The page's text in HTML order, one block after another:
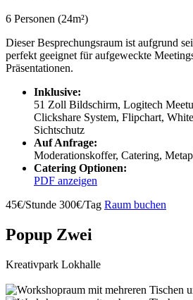
6 Personen (24m²)
Dieser Besprechungsraum ist aufgrund
perfekt geeignet für aufgeweckte
Präsentationen.
Inklusive:
51 Zoll Bildschirm, Logitech
Clickshare System, Flipchart,
Sichtschutz
Auf Anfrage:
Moderationskoffer, Catering,
Catering Optionen:
PDF anzeigen
45€/Stunde 300€/Tag Raum buchen
Popup Zwei
Kreativpark Lokhalle